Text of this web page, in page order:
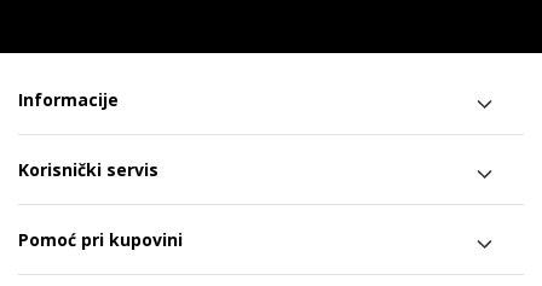
Informacije
Korisnički servis
Pomoć pri kupovini